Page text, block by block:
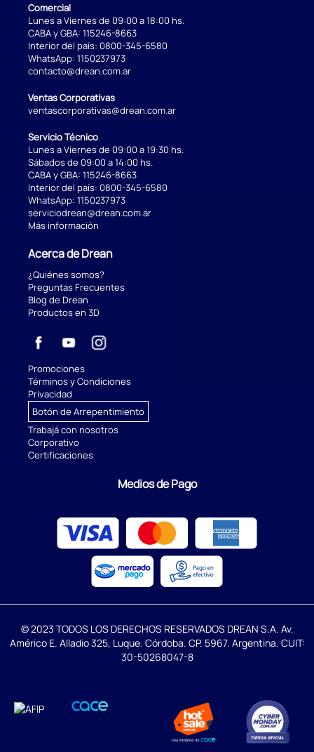
Comercial
Lunes a Viernes de 09:00 a 18:00 hs.
CABA y GBA: 115246-8663
Interior del país: 0800-345-6580
WhatsApp: 1150237973
contacto@drean.com.ar
Ventas Corporativas
ventascorporativas@drean.com.ar
Servicio Técnico
Lunes a Viernes de 09:00 a 19:30 hs.
Sábados de 09:00 a 14:00 hs.
CABA y GBA: 115246-8663
Interior del país: 0800-345-6580
WhatsApp: 1150237973
serviciodrean@drean.com.ar
Más información
Acerca de Drean
¿Quiénes somos?
Preguntas Frecuentes
Blog de Drean
Productos en 3D
Promociones
Términos y Condiciones
Privacidad
Botón de Arrepentimiento
Trabajá con nosotros
Corporativo
Certificaciones
Medios de Pago
© 2023 TODOS LOS DERECHOS RESERVADOS DREAN S.A. Av.
Américo E. Alladio 325, Luque. Córdoba. CP. 5967. Argentina. CUIT:
30-50268047-8